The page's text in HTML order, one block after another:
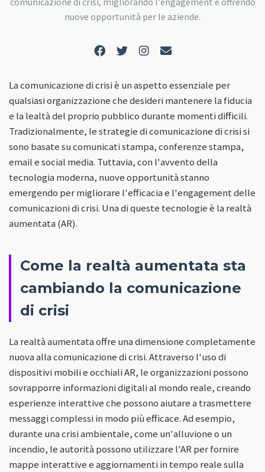
nuove opportunità per le aziende.
La comunicazione di crisi è un aspetto essenziale per
qualsiasi organizzazione che desideri mantenere la fiducia
e la lealtà del proprio pubblico durante momenti difficili.
Tradizionalmente, le strategie di comunicazione di crisi si
sono basate su comunicati stampa, conferenze stampa,
email e social media. Tuttavia, con l'avvento della
tecnologia moderna, nuove opportunità stanno
emergendo per migliorare l'efficacia e l'engagement delle
comunicazioni di crisi. Una di queste tecnologie è la realtà
aumentata (AR).
Come la realtà aumentata sta
cambiando la comunicazione
di crisi
La realtà aumentata offre una dimensione completamente
nuova alla comunicazione di crisi. Attraverso l'uso di
dispositivi mobili e occhiali AR, le organizzazioni possono
sovrapporre informazioni digitali al mondo reale, creando
esperienze interattive che possono aiutare a trasmettere
messaggi complessi in modo più efficace. Ad esempio,
durante una crisi ambientale, come un'alluvione o un
incendio, le autorità possono utilizzare l'AR per fornire
mappe interattive e aggiornamenti in tempo reale sulla